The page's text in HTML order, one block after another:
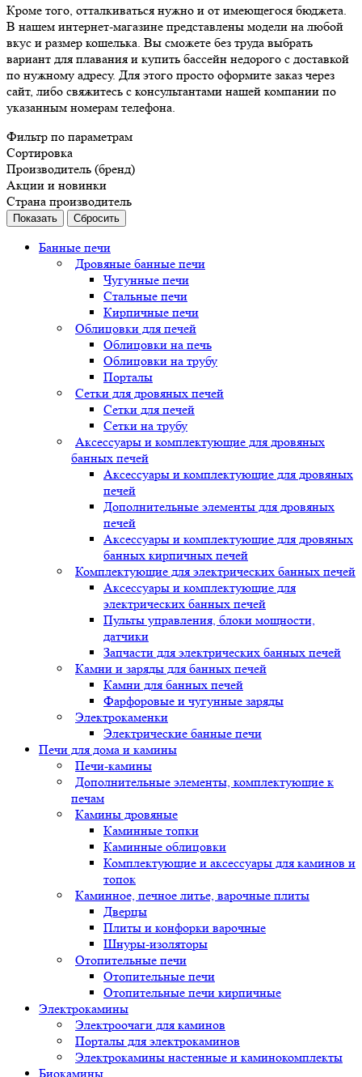
Кроме того, отталкиваться нужно и от имеющегося бюджета.
В нашем интернет-магазине представлены модели на любой
вкус и размер кошелька. Вы сможете без труда выбрать
вариант для плавания и купить бассейн недорого с доставкой
по нужному адресу. Для этого просто оформите заказ через
сайт, либо свяжитесь с консультантами нашей компании по
указанным номерам телефона.
Фильтр по параметрам
Сортировка
Производитель (бренд)
Акции и новинки
Страна производитель
Сбросить
Банные печи
Дровяные банные печи
Чугунные печи
Стальные печи
Кирпичные печи
Облицовки для печей
Облицовки на печь
Облицовки на трубу
Порталы
Сетки для дровяных печей
Сетки для печей
Сетки на трубу
Аксессуары и комплектующие для дровяных
банных печей
Аксессуары и комплектующие для дровяных
печей
Дополнительные элементы для дровяных
печей
Аксессуары и комплектующие для дровяных
банных кирпичных печей
Комплектующие для электрических банных печей
Аксессуары и комплектующие для
электрических банных печей
Пульты управления, блоки мощности,
датчики
Запчасти для электрических банных печей
Камни и заряды для банных печей
Камни для банных печей
Фарфоровые и чугунные заряды
Электрокаменки
Электрические банные печи
Печи для дома и камины
Печи-камины
Дополнительные элементы, комплектующие к
печам
Камины дровяные
Каминные топки
Каминные облицовки
Комплектующие и аксессуары для каминов и
топок
Каминное, печное литье, варочные плиты
Дверцы
Плиты и конфорки варочные
Шнуры-изоляторы
Отопительные печи
Отопительные печи
Отопительные печи кирпичные
Электрокамины
Электроочаги для каминов
Порталы для электрокаминов
Электрокамины настенные и каминокомплекты
Биокамины